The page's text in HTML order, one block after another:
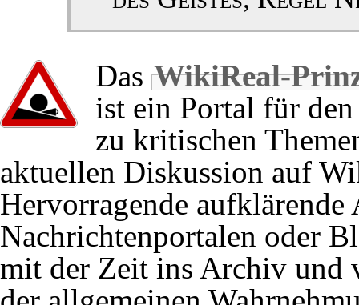
Stuttgart 21/
Neubaustrecken (PM
24.10.2022
Stuttgart 21/
Brandschutzmängel.
21.10.2022 Stuttgart 21,Das
DasWikiReal-
ist ein Portal für
zu kritischen
aktuellen Diskussion auf
Hervorragende
Nachrichtenportalen oder
mit der Zeit ins Archiv und